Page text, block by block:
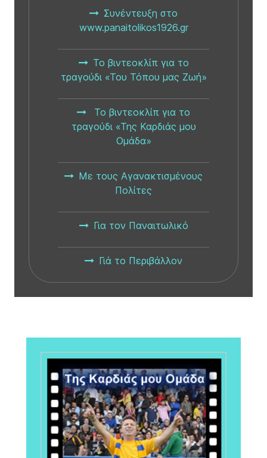
Συνέντευξη στο
www.panaitolikos1926.gr
Το βιντεοκλίπ για το
τραγούδι «Του Τόπου μας Ζωή»
Το βιντεοκλίπ για το
τραγούδι «Της Καρδιάς μου
Ομάδα»
Με τους Αγανακτισμένους
Πολίτες
Για τον Παναιτωλικό
Γιά το Περιβάλλον